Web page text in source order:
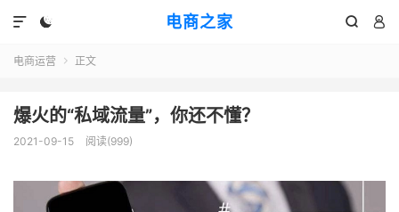
电商之家 
 

电商运营  正文
爆火的“私域流量”，你还不懂？
2021-09-15 阅读(999)